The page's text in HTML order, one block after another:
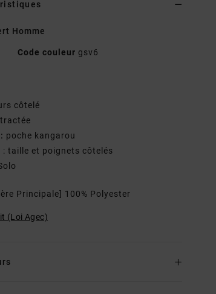
Homme
Code couleur gsv6
côtelé
poche kangarou
taille et poignets côtelés
Principale] 100% Polyester
(Loi Agec)